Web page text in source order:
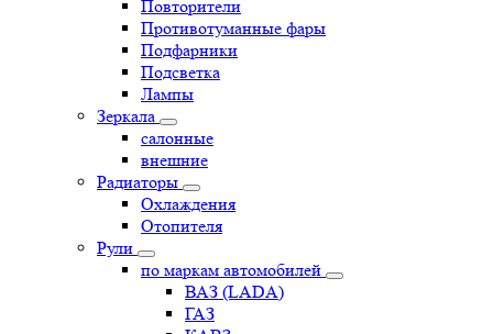
Повторители
Противотуманные фары
Подфарники
Подсветка
Лампы
Зеркала
салонные
внешние
Радиаторы
Охлаждения
Отопителя
Рули
по маркам автомобилей
ВАЗ (LADA)
ГАЗ